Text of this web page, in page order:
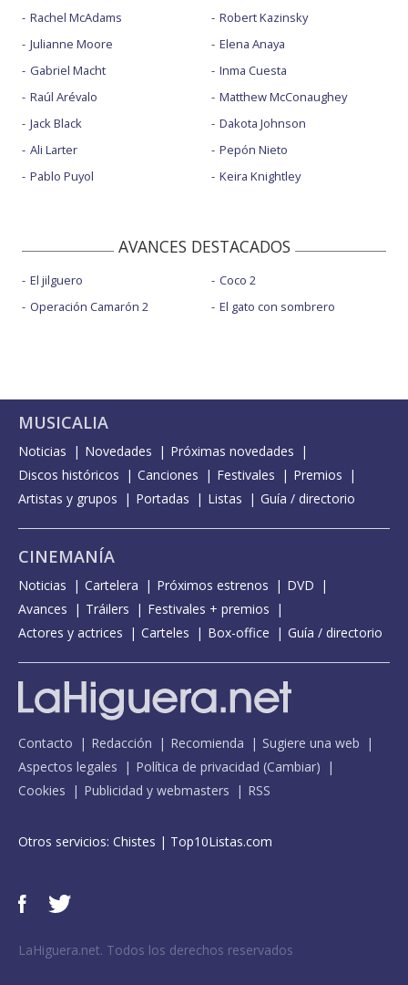
Rachel McAdams
Julianne Moore
Gabriel Macht
Raúl Arévalo
Jack Black
Ali Larter
Pablo Puyol
Robert Kazinsky
Elena Anaya
Inma Cuesta
Matthew McConaughey
Dakota Johnson
Pepón Nieto
Keira Knightley
AVANCES DESTACADOS
El jilguero
Operación Camarón 2
Coco 2
El gato con sombrero
MUSICALIA
Noticias Novedades
Próximas novedades
Discos históricos
Canciones Festivales
Premios
Artistas y grupos
Portadas Listas Guía / directorio
CINEMANÍA
Noticias Cartelera Próximos estrenos
DVD
Avances
Tráilers
Festivales + premios
Actores y actrices
Carteles Box-office Guía / directorio
Contacto Redacción Recomienda
Sugiere una web
Aspectos legales
Política de privacidad (Cambiar)
Cookies
Publicidad y webmasters RSS
Otros servicios: Chistes | Top10Listas.com
LaHiguera.net. Todos los derechos reservados